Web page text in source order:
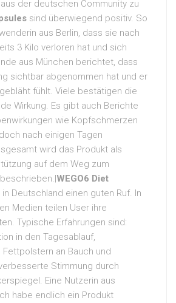
der deutschen Community zu
sind überwiegend positiv. So
aus Berlin, dass sie nach
3 Kilo verloren hat und sich
aus München berichtet, dass
sichtbar abgenommen hat und er
fühlt. Viele bestätigen die
Wirkung. Es gibt auch Berichte
wie Kopfschmerzen
nach einigen Tagen
wird das Produkt als
auf dem Weg zum
WEGO6 Diet
in Deutschland einen guten Ruf. In
Medien teilen User ihre
Typische Erfahrungen sind:
in den Tagesablauf,
Fettpolstern an Bauch und
Stimmung durch
Eine Nutzerin aus
habe endlich ein Produkt